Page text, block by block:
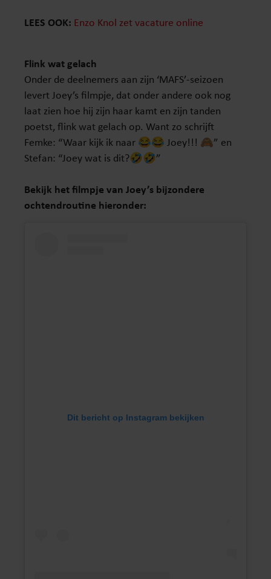
LEES OOK: Enzo Knol zet vacature online
Flink wat gelach
Onder de deelnemers aan zijn ‘MAFS’-seizoen
levert Joey’s filmpje, dat onder andere ook nog
laat zien hoe hij zijn haar kamt en zijn tanden
poetst, flink wat gelach op. Want zo schrijft
Femke: “Waar kijk ik naar 😂😂 Joey!!! 🙈” en
Stefan: “Joey wat is dit?🤣🤣”
Bekijk het filmpje van Joey’s bijzondere
ochtendroutine hieronder:
Dit bericht op Instagram bekijken